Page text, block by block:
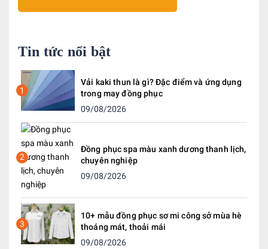
Tin tức nổi bật
1
Vải kaki thun là gì? Đặc điểm và ứng dụng
trong may đồng phục
09/08/2026
2
Đồng phục spa màu xanh dương thanh lịch,
chuyên nghiệp
09/08/2026
3
10+ mẫu đồng phục sơ mi công sở mùa hè
thoáng mát, thoải mái
09/08/2026